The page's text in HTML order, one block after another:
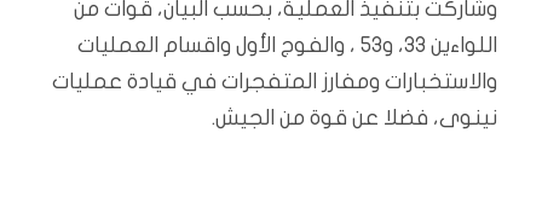
وشاركت بتنفيذ العملية، بحسب البيان، قوات من
اللواءين 33، و53 ، والفوج الأول واقسام العمليات
والاستخبارات ومفارز المتفجرات في قيادة عمليات
نينوى، فضلا عن قوة من الجيش.